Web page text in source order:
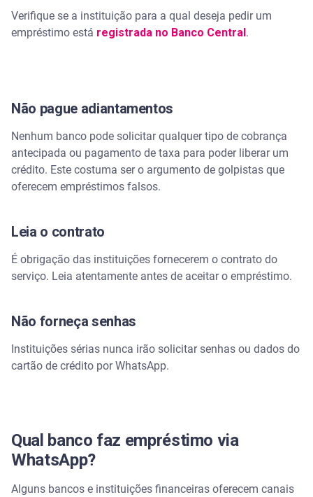
Verifique se a instituição para a qual deseja pedir um
empréstimo está registrada no Banco Central .
Não pague adiantamentos
Nenhum banco pode solicitar qualquer tipo de cobrança
antecipada ou pagamento de taxa para poder liberar um
crédito. Este costuma ser o argumento de golpistas que
oferecem empréstimos falsos.
Leia o contrato
É obrigação das instituições fornecerem o contrato do
serviço. Leia atentamente antes de aceitar o empréstimo.
Não forneça senhas
Instituições sérias nunca irão solicitar senhas ou dados do
cartão de crédito por WhatsApp.
Qual banco faz empréstimo via
WhatsApp?
Alguns bancos e instituições financeiras oferecem canais